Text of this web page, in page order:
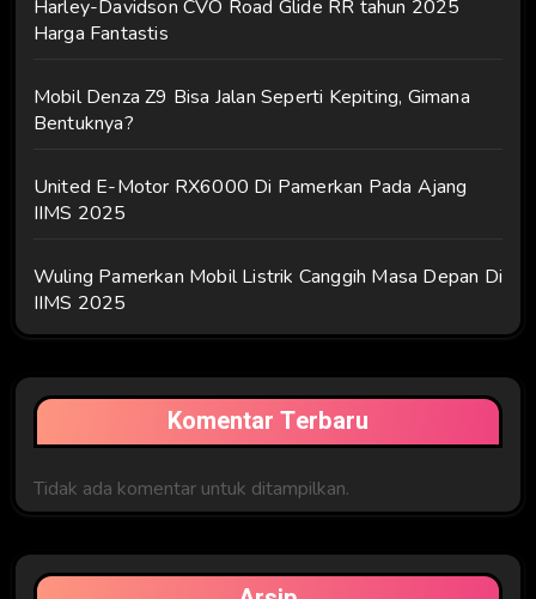
Harley-Davidson CVO Road Glide RR tahun 2025
Harga Fantastis
Mobil Denza Z9 Bisa Jalan Seperti Kepiting, Gimana
Bentuknya?
United E-Motor RX6000 Di Pamerkan Pada Ajang
IIMS 2025
Wuling Pamerkan Mobil Listrik Canggih Masa Depan Di
IIMS 2025
Komentar Terbaru
Tidak ada komentar untuk ditampilkan.